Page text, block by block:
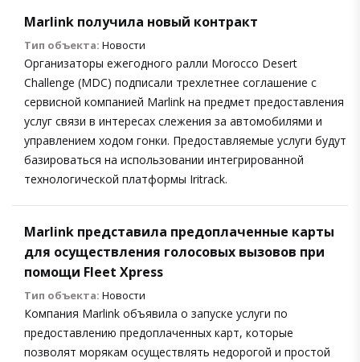
Marlink получила новый контракт
Тип объекта: Новости
Организаторы ежегодного ралли Morocco Desert
Challenge (MDC) подписали трехлетнее соглашение с
сервисной компанией Marlink на предмет предоставления
услуг связи в интересах слежения за автомобилями и
управлением ходом гонки. Предоставляемые услуги будут
базироваться на использовании интегрированной
технологической платформы Iritrack.
Marlink представила предоплаченные карты
для осуществления голосовых вызовов при
помощи Fleet Xpress
Тип объекта: Новости
Компания Marlink объявила о запуске услуги по
предоставлению предоплаченных карт, которые
позволят морякам осуществлять недорогой и простой